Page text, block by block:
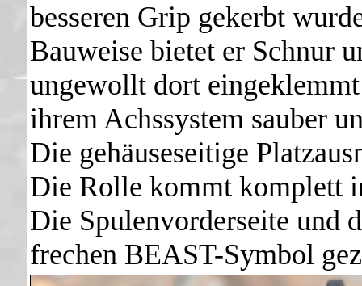
besseren Grip gekerbt
Bauweise bietet er Schnur
ungewollt dort
ihrem Achssystem sauber
Die gehäuseseitige
Die Rolle kommt komplett
Die Spulenvorderseite und
frechen BEAST-Symbol